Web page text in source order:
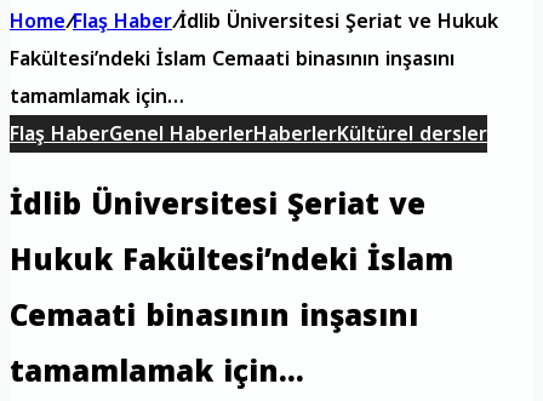
Home/Flaş Haber/İdlib Üniversitesi Şeriat ve Hukuk
Fakültesi’ndeki İslam Cemaati binasının inşasını
tamamlamak için…
Flaş HaberGenel HaberlerHaberlerKültürel dersler
İdlib Üniversitesi Şeriat ve
Hukuk Fakültesi’ndeki İslam
Cemaati binasının inşasını
tamamlamak için…